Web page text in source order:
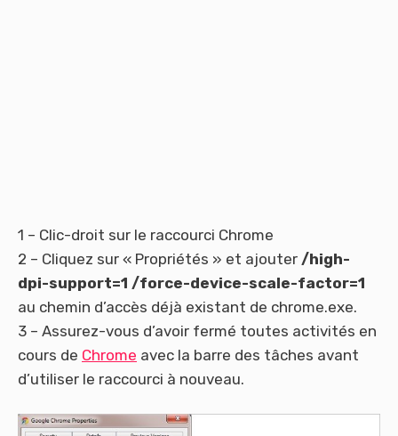
1 – Clic-droit sur le raccourci Chrome
2 – Cliquez sur « Propriétés » et ajouter /high-
dpi-support=1 /force-device-scale-factor=1
au chemin d’accès déjà existant de chrome.exe.
3 – Assurez-vous d’avoir fermé toutes activités en
cours de Chrome avec la barre des tâches avant
d’utiliser le raccourci à nouveau.